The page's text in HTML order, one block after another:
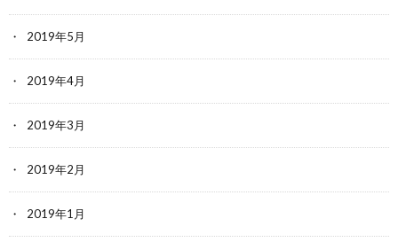
2019年5月
2019年4月
2019年3月
2019年2月
2019年1月